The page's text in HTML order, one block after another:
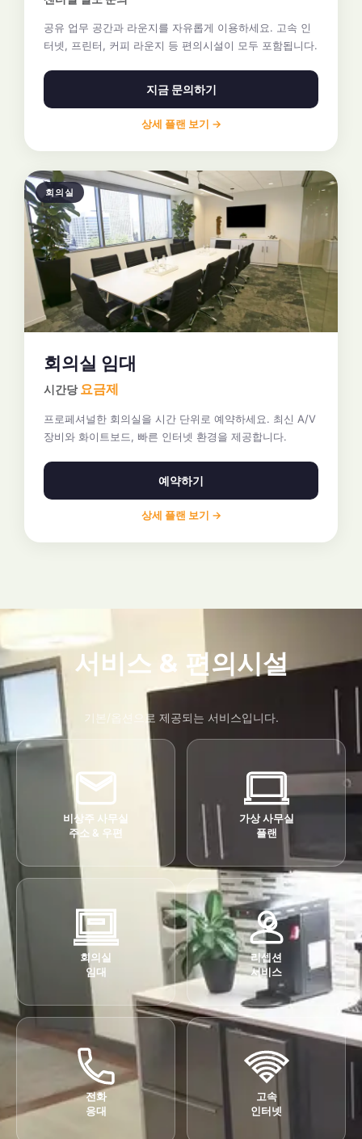
공유 업무 공간과 라운지를 자유롭게 이용하세요. 고속 인
터넷, 프린터, 커피 라운지 등 편의시설이 모두 포함됩니다.
지금 문의하기
상세 플랜 보기 →
회의실
회의실 임대
시간당요금제
프로페셔널한 회의실을 시간 단위로 예약하세요. 최신 A/V
장비와 화이트보드, 빠른 인터넷 환경을 제공합니다.
예약하기
상세 플랜 보기 →
서비스 & 편의시설
기본/옵션으로 제공되는 서비스입니다.
비상주 사무실
주소 & 우편
가상 사무실
플랜
회의실
임대
리셉션
서비스
전화
응대
고속
인터넷